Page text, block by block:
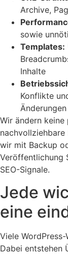
Archive,
sowie
Templates:
Inhalte
Konflikte
Änderungen
Wir ändern
wir mit Backup
Veröffentlichung
SEO-Signale.
Jede
eine
Viele
Dabei entstehen